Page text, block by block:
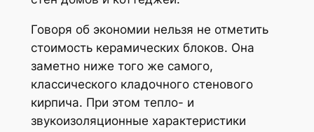
Говоря об экономии нельзя не отметить
стоимость керамических блоков. Она
заметно ниже того же самого,
классического кладочного стенового
кирпича. При этом тепло- и
звукоизоляционные характеристики